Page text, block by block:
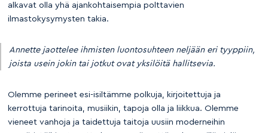
alkavat olla yhä ajankohtaisempia polttavien
ilmastokysymysten takia.
Annette jaottelee ihmisten luontosuhteen neljään eri tyyppiin,
joista usein jokin tai jotkut ovat yksilöitä hallitsevia.
Olemme perineet esi-isiltämme polkuja, kirjoitettuja ja
kerrottuja tarinoita, musiikin, tapoja olla ja liikkua. Olemme
vieneet vanhoja ja taidettuja taitoja uusiin moderneihin